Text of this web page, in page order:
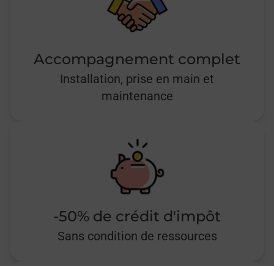
Accompagnement complet
Installation, prise en main et
maintenance
-50% de crédit d'impôt
Sans condition de ressources